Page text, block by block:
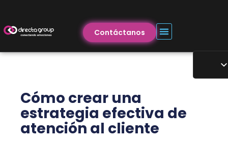
Contáctanos
Cómo crear una
estrategia efectiva de
atención al cliente